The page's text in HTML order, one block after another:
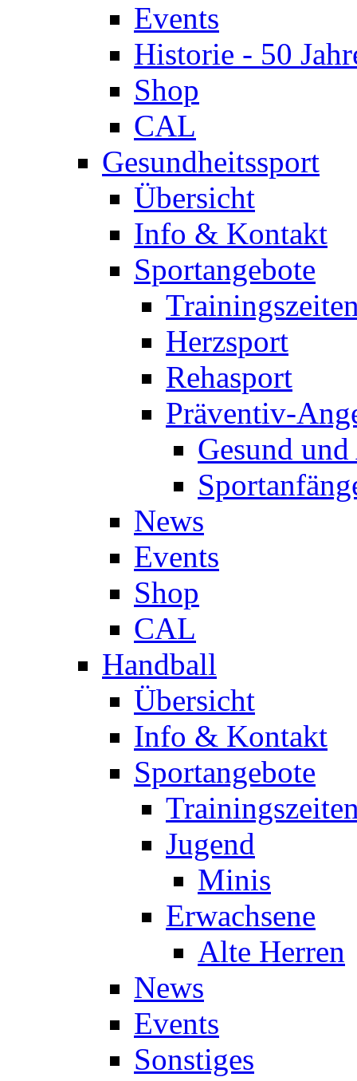
Events
Historie - 50
Shop
CAL
Gesundheitssport
Übersicht
Info & Kontakt
Sportangebote
Herzsport
Rehasport
Präventiv-
Gesund
News
Events
Shop
CAL
Handball
Übersicht
Info & Kontakt
Sportangebote
Jugend
Minis
Erwachsene
Alte Herren
News
Events
Sonstiges